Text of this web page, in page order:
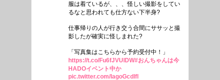
服は着ているが、、、怪しい撮影をしてい
るなと思われても仕方ない下半身?
仕事帰りの人が行き交う合間にササッと撮
影したが確実に怪しまれた?
「写真集はこちらから予約受付中！」
https://t.co/Fu6fJVUlDW#おんちゃんは今
HADOイベント中か
pic.twitter.com/IagoGcdlfl